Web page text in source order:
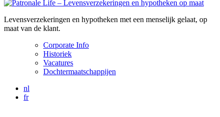
Levensverzekeringen en hypotheken met een menselijk gelaat, op
maat van de klant.
Corporate Info
Historiek
Vacatures
Dochtermaatschappijen
nl
fr